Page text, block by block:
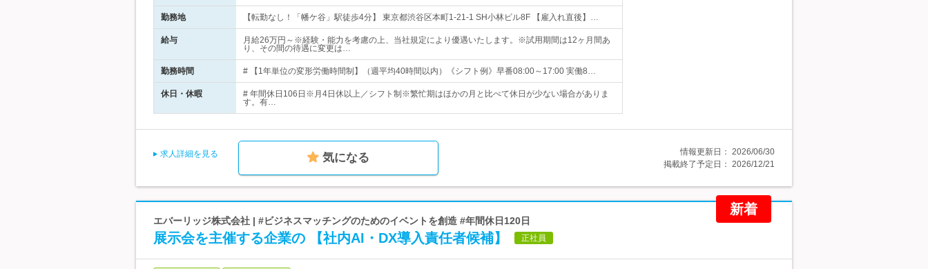
勤務地 【転勤なし！「幡ケ谷」駅徒歩4分】 東京都渋谷区本町1-21-1 SH小林ビル8F 【雇入れ直後】…
給与
月給26万円～※経験・能力を考慮の上、当社規定により優遇いたします。※試用期間は12ヶ月間あ
り、その間の待遇に変更は…
勤務時間 # 【1年単位の変形労働時間制】（週平均40時間以内）《シフト例》早番08:00～17:00 実働8…
休日・休暇
# 年間休日106日※月4日休以上／シフト制※繁忙期はほかの月と比べて休日が少ない場合がありま
す。有…
求人詳細を見る 気になる 情報更新日： 2026/06/30
掲載終了予定日： 2026/12/21
新着
エバーリッジ株式会社 | #ビジネスマッチングのためのイベントを創造 #年間休日120日
展示会を主催する企業の 【社内AI・DX導入責任者候補】 正社員